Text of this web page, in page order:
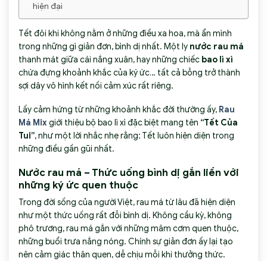
hiện đại
Tết đôi khi không nằm ở những điều xa hoa, mà ẩn mình
trong những gì giản đơn, bình dị nhất. Một ly nước rau má
thanh mát giữa cái nắng xuân, hay những chiếc bao lì xì
chứa đựng khoảnh khắc của ký ức… tất cả bỗng trở thành
sợi dây vô hình kết nối cảm xúc rất riêng.
Lấy cảm hứng từ những khoảnh khắc đời thường ấy, Rau
Má Mix giới thiệu bộ bao lì xì đặc biệt mang tên “Tết Của
Tui”, như một lời nhắc nhẹ rằng: Tết luôn hiện diện trong
những điều gần gũi nhất.
Nước rau má – Thức uống bình dị gắn liền với
những ký ức quen thuộc
Trong đời sống của người Việt, rau má từ lâu đã hiện diện
như một thức uống rất đỗi bình dị. Không cầu kỳ, không
phô trương, rau má gắn với những mâm cơm quen thuộc,
những buổi trưa nắng nóng. Chính sự giản đơn ấy lại tạo
nên cảm giác thân quen, dễ chịu mỗi khi thưởng thức.